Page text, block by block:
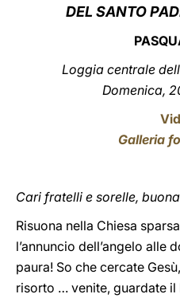
DEL SANTO
Loggia centrale
Domenica,
Galleria
Cari fratelli e sorelle,
Risuona nella Chiesa
l’annuncio dell’angelo alle
paura! So che cercate
risorto … venite, guardate